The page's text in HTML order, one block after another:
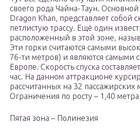
своего рода Чайна-Таун. Основной
Dragon Khan, представляет собой
петлистую трассу. Ещё один
расположенный в этой зоне,
Эти горки считаются самыми
76-ти метров) и являются самыми
Европе. Скорость спуска
час. На данном аттракционе
рассчитанных на 32 пассажирских
Ограничения по росту – 1,40
Пятая зона – Полинезия